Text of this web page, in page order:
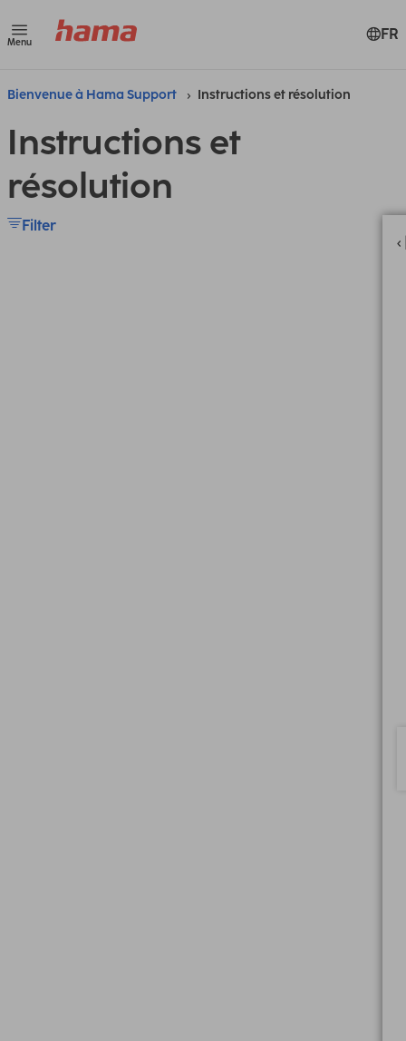
Menu FR
Bienvenue à Hama Support Instructions et résolution
Instructions et
résolution
Filter